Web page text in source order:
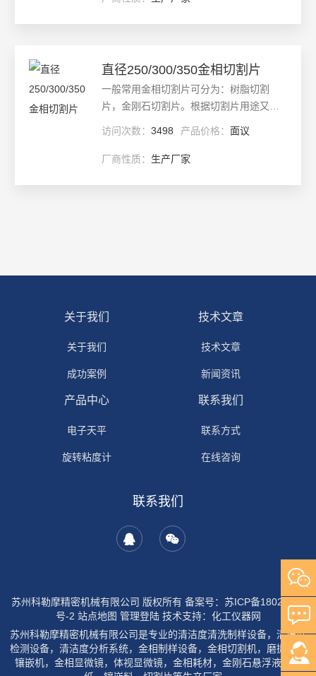
更新日期：2025-04-21
直径250/300/350金相切割片
一般常用金相切割片可分为：树脂切割
片，金刚石切割片。根据切割片用途又可
切割片种类很多，根据切割工件尺寸不
访问次数： 3498 产品价格： 面议
厂商性质： 生产厂家
更新日期：2025-04-21
关于我们
关于我们
成功案例
技术文章
技术文章
新闻资讯
产品中心
电子天平
旋转粘度计
联系我们
联系方式
在线咨询
联系我们
苏州科勒摩精密机械有限公司 版权所有 备案号：苏ICP备18029954
号-2 站点地图 管理登陆技术支持： 化工仪器网
苏州科勒摩精密机械有限公司是专业的清洁度清洗制样设备，清洁度
检测设备，清洁度分析系统，金相制样设备，金相切割机，磨抛机，
镶嵌机，金相显微镜，体视显微镜，金相耗材，金刚石悬浮液，砂